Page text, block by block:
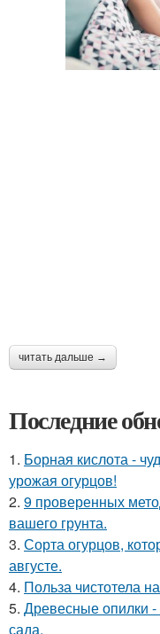
читать дальше →
Последние
1. Борная кислота -
урожая огурцов!
2. 9 проверенных
вашего грунта.
3. Сорта огурцов,
августе.
4. Польза чистотела
5. Древесные опилки
сада.